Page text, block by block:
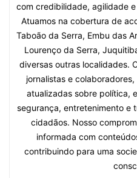
com credibilidade, agilidade
Atuamos na cobertura de
Taboão da Serra, Embu das
Lourenço da Serra,
diversas outras localidades.
jornalistas e
atualizadas sobre política,
segurança, entretenimento e
cidadãos. Nosso
informada com
contribuindo para uma